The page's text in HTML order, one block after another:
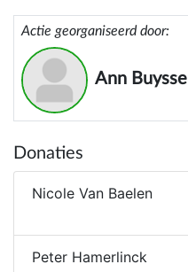
Actie georganiseerd door:
Ann Buysse
Donaties
Nicole Van Baelen
Peter Hamerlinck